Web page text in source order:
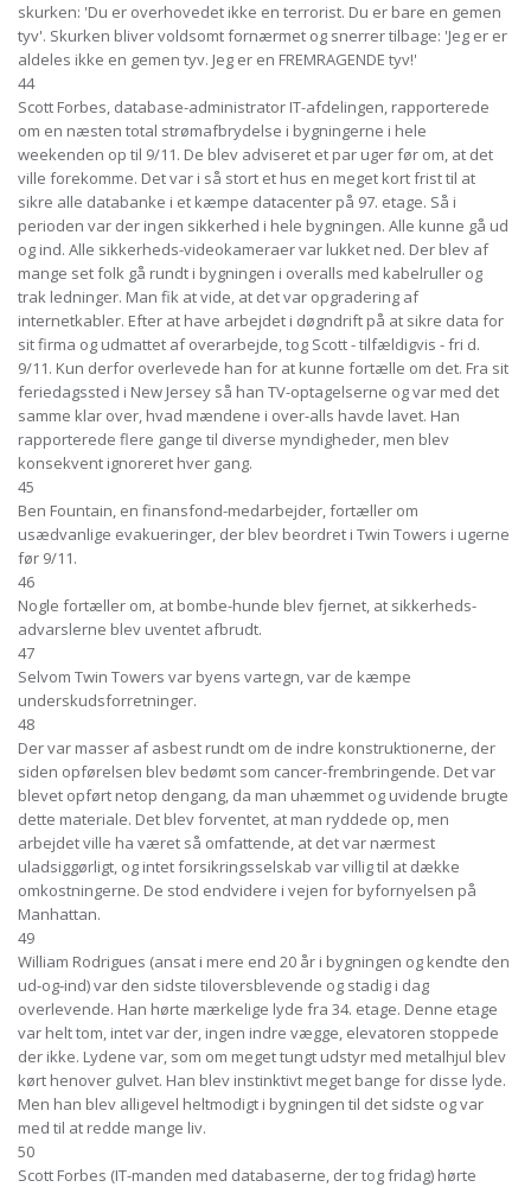
skurken: 'Du er overhovedet ikke en terrorist. Du er bare en gemen
tyv'. Skurken bliver voldsomt fornærmet og snerrer tilbage: 'Jeg er er
aldeles ikke en gemen tyv. Jeg er en FREMRAGENDE tyv!'
44
Scott Forbes, database-administrator IT-afdelingen, rapporterede
om en næsten total strømafbrydelse i bygningerne i hele
weekenden op til 9/11. De blev adviseret et par uger før om, at det
ville forekomme. Det var i så stort et hus en meget kort frist til at
sikre alle databanke i et kæmpe datacenter på 97. etage. Så i
perioden var der ingen sikkerhed i hele bygningen. Alle kunne gå ud
og ind. Alle sikkerheds-videokameraer var lukket ned. Der blev af
mange set folk gå rundt i bygningen i overalls med kabelruller og
trak ledninger. Man fik at vide, at det var opgradering af
internetkabler. Efter at have arbejdet i døgndrift på at sikre data for
sit firma og udmattet af overarbejde, tog Scott - tilfældigvis - fri d.
9/11. Kun derfor overlevede han for at kunne fortælle om det. Fra sit
feriedagssted i New Jersey så han TV-optagelserne og var med det
samme klar over, hvad mændene i over-alls havde lavet. Han
rapporterede flere gange til diverse myndigheder, men blev
konsekvent ignoreret hver gang.
45
Ben Fountain, en finansfond-medarbejder, fortæller om
usædvanlige evakueringer, der blev beordret i Twin Towers i ugerne
før 9/11.
46
Nogle fortæller om, at bombe-hunde blev fjernet, at sikkerheds-
advarslerne blev uventet afbrudt.
47
Selvom Twin Towers var byens vartegn, var de kæmpe
underskudsforretninger.
48
Der var masser af asbest rundt om de indre konstruktionerne, der
siden opførelsen blev bedømt som cancer-frembringende. Det var
blevet opført netop dengang, da man uhæmmet og uvidende brugte
dette materiale. Det blev forventet, at man ryddede op, men
arbejdet ville ha været så omfattende, at det var nærmest
uladsiggørligt, og intet forsikringsselskab var villig til at dække
omkostningerne. De stod endvidere i vejen for byfornyelsen på
Manhattan.
49
William Rodrigues (ansat i mere end 20 år i bygningen og kendte den
ud-og-ind) var den sidste tiloversblevende og stadig i dag
overlevende. Han hørte mærkelige lyde fra 34. etage. Denne etage
var helt tom, intet var der, ingen indre vægge, elevatoren stoppede
der ikke. Lydene var, som om meget tungt udstyr med metalhjul blev
kørt henover gulvet. Han blev instinktivt meget bange for disse lyde.
Men han blev alligevel heltmodigt i bygningen til det sidste og var
med til at redde mange liv.
50
Scott Forbes (IT-manden med databaserne, der tog fridag) hørte